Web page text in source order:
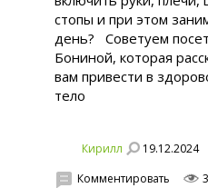
стопы и при этом
день? Советуем
Бониной, которая
вам привести в
тело
Кирилл 19.12.2024
Комментировать